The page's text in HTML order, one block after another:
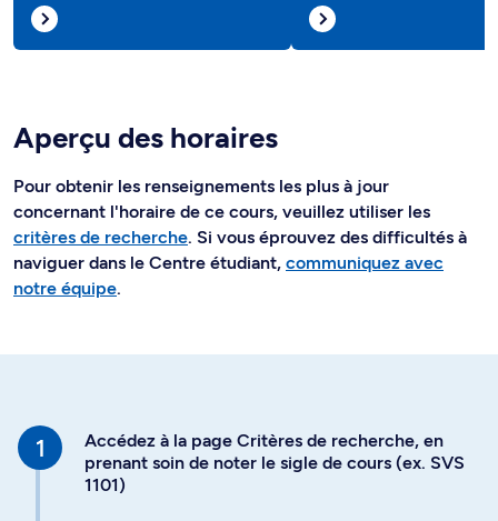
Aperçu des horaires
Pour obtenir les renseignements les plus à jour
concernant l'horaire de ce cours, veuillez utiliser les
critères de recherche. Si vous éprouvez des difficultés à
naviguer dans le Centre étudiant, communiquez avec
notre équipe.
Accédez à la page Critères de recherche, en
prenant soin de noter le sigle de cours (ex. SVS
1101)